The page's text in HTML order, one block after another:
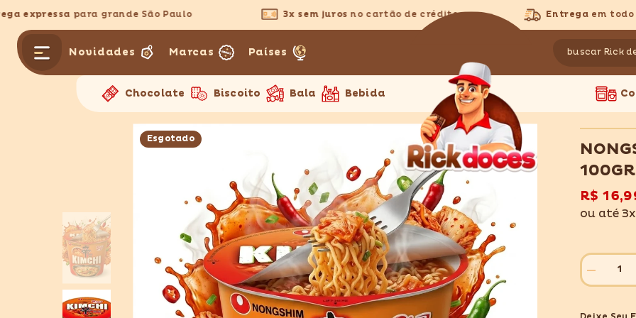
expressapara grande São Paulo 3x sem jurosno cartão de crédito Entregaem todo
Novidades Marcas Países
Chocolate Biscoito Bala Bebida
Esgotado
100GR
R$
ou até 3x
Diminuir
quantidade